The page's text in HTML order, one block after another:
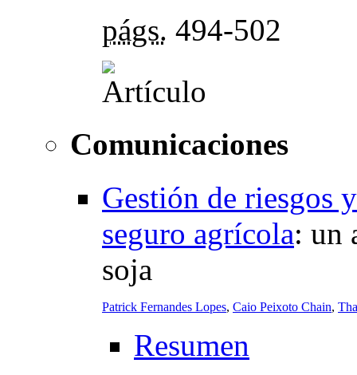
págs. 494-502
Comunicaciones
Gestión de riesgos
seguro agrícola: un
soja
Patrick Fernandes Lopes, Caio Peixoto Chain,
Resumen